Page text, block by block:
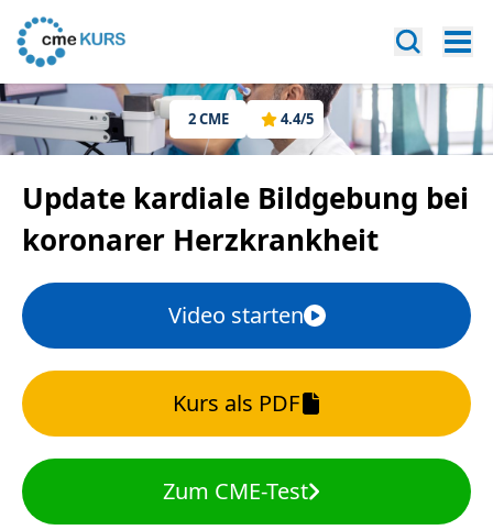
2CME 4.4/5
Update kardiale Bildgebung bei
koronarer Herzkrankheit
Video starten
Kurs als PDF
Zum CME-Test